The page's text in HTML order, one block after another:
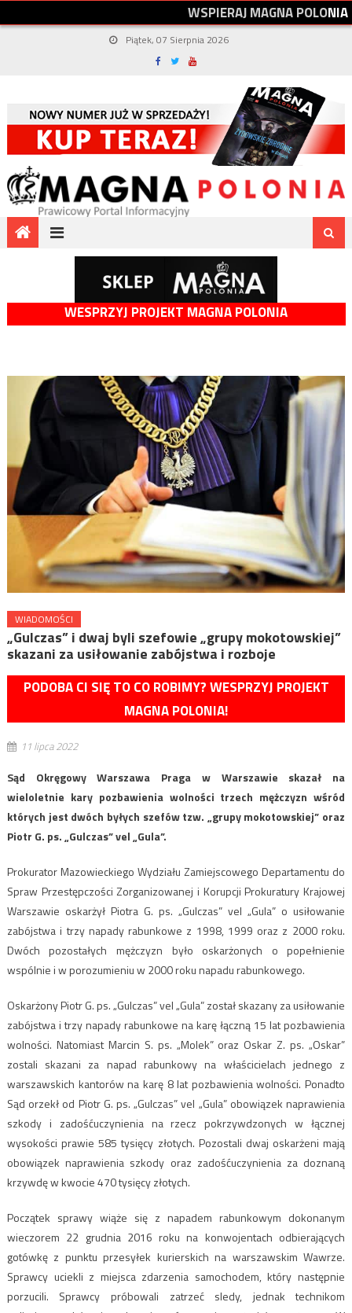
WSPIERAJMAGNAPOLONIA
Piątek, 07 Sierpnia 2026
WESPRZYJ PROJEKT MAGNA POLONIA
WIADOMOŚCI
„Gulczas” i dwaj byli szefowie „grupy mokotowskiej”
skazani za usiłowanie zabójstwa i rozboje
PODOBA CI SIĘ TO CO ROBIMY? WESPRZYJ PROJEKT
MAGNA POLONIA!
11 lipca 2022
Sąd Okręgowy Warszawa Praga w Warszawie skazał na
wieloletnie kary pozbawienia wolności trzech mężczyzn wśród
których jest dwóch byłych szefów tzw. „grupy mokotowskiej” oraz
Piotr G. ps. „Gulczas” vel „Gula”.
Prokurator Mazowieckiego Wydziału Zamiejscowego Departamentu do
Spraw Przestępczości Zorganizowanej i Korupcji Prokuratury Krajowej
Warszawie oskarżył Piotra G. ps. „Gulczas” vel „Gula” o usiłowanie
zabójstwa i trzy napady rabunkowe z 1998, 1999 oraz z 2000 roku.
Dwóch pozostałych mężczyzn było oskarżonych o popełnienie
wspólnie i w porozumieniu w 2000 roku napadu rabunkowego.
Oskarżony Piotr G. ps. „Gulczas” vel „Gula” został skazany za usiłowanie
zabójstwa i trzy napady rabunkowe na karę łączną 15 lat pozbawienia
wolności. Natomiast Marcin S. ps. „Molek” oraz Oskar Z. ps. „Oskar”
zostali skazani za napad rabunkowy na właścicielach jednego z
warszawskich kantorów na karę 8 lat pozbawienia wolności. Ponadto
Sąd orzekł od Piotr G. ps. „Gulczas” vel „Gula” obowiązek naprawienia
szkody i zadośćuczynienia na rzecz pokrzywdzonych w łącznej
wysokości prawie 585 tysięcy złotych. Pozostali dwaj oskarżeni mają
obowiązek naprawienia szkody oraz zadośćuczynienia za doznaną
krzywdę w kwocie 470 tysięcy złotych.
Początek sprawy wiąże się z napadem rabunkowym dokonanym
wieczorem 22 grudnia 2016 roku na konwojentach odbierających
gotówkę z punktu przesyłek kurierskich na warszawskim Wawrze.
Sprawcy uciekli z miejsca zdarzenia samochodem, który następnie
porzucili. Sprawcy próbowali zatrzeć sledy, jednak technikom